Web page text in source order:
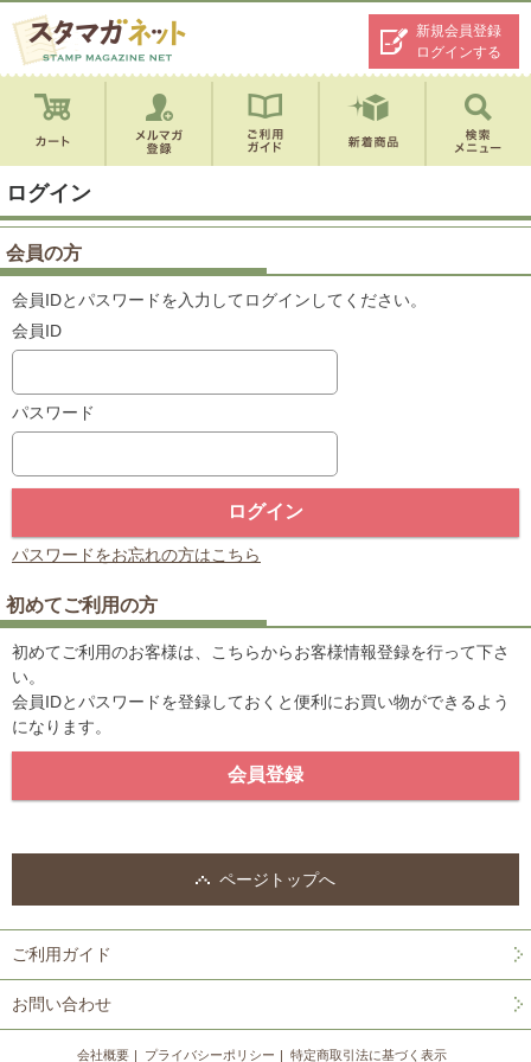
新規会員登録
ログインする
ログイン
会員の方
会員IDとパスワードを入力してログインしてください。
会員ID
パスワード
パスワードをお忘れの方はこちら
初めてご利用の方
初めてご利用のお客様は、こちらからお客様情報登録を行って下さ
い。
会員IDとパスワードを登録しておくと便利にお買い物ができるよう
になります。
ページトップへ
ご利用ガイド
お問い合わせ
会社概要 プライバシーポリシー 特定商取引法に基づく表示